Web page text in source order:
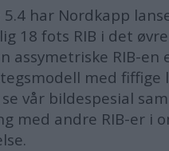
har Nordkapp
18 fots RIB i det øvre
assymetriske RIB-en
med fiffige
vår bildespesial
med andre RIB-er i